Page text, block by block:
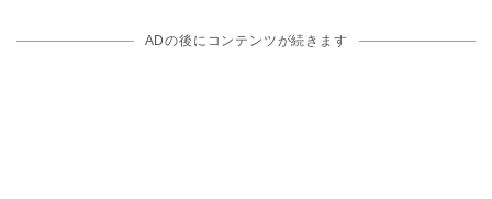
ADの後にコンテンツが続きます